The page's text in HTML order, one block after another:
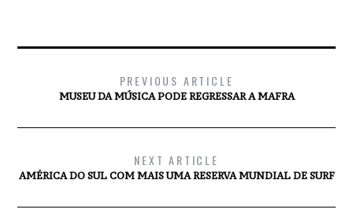
PREVIOUS ARTICLE
MUSEU DA MÚSICA PODE REGRESSAR A MAFRA
NEXT ARTICLE
AMÉRICA DO SUL COM MAIS UMA RESERVA MUNDIAL DE SURF